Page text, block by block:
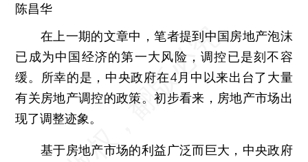
陈昌华
在上一期的文章中，笔者提到中国房地产泡沫
已成为中国经济的第一大风险，调控已是刻不容
缓。所幸的是，中央政府在4月中以来出台了大量
有关房地产调控的政策。初步看来，房地产市场出
现了调整迹象。
基于房地产市场的利益广泛而巨大，中央政府